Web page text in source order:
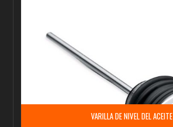
VARILLA DE NIVEL DEL ACEITE